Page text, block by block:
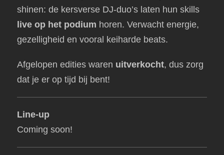
shinen: de kersverse DJ-duo’s laten hun skills
live op het podium horen. Verwacht energie,
gezelligheid en vooral keiharde beats.
Afgelopen edities waren uitverkocht, dus zorg
dat je er op tijd bij bent!
Line-up
Coming soon!